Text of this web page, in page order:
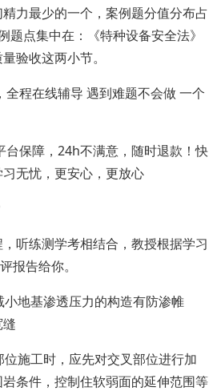
最少的一个，案例题分值分布占
题点集中在：《特种设备安全法》
验收这两小节。
全程在线辅导 遇到难题不会做 一个
台保障，24h不满意，随时退款！快
无忧，更安心，更放心
听练测学考相结合，教授根据学习
报告给你。
地基渗透压力的构造有防渗帷
施工时，应先对交叉部位进行加
条件，控制住软弱面的延伸范围等